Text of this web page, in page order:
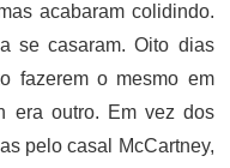
acabaram colidindo.
se casaram. Oito dias
fazerem o mesmo em
era outro. Em vez dos
pelo casal McCartney,